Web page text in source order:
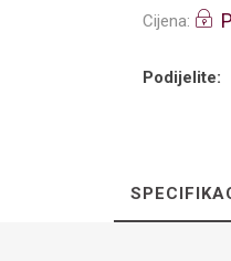
Cijena:
Podijelite: